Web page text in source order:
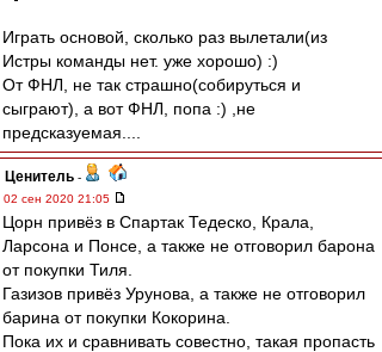
Играть основой, сколько раз вылетали(из
Истры команды нет. уже хорошо) :)
От ФНЛ, не так страшно(собируться и
сыграют), а вот ФНЛ, попа :) ,не
предсказуемая....
Ценитель -
02 сен 2020 21:05
Цорн привёз в Спартак Тедеско, Крала,
Ларсона и Понсе, а также не отговорил барона
от покупки Тиля.
Газизов привёз Урунова, а также не отговорил
барина от покупки Кокорина.
Пока их и сравнивать совестно, такая пропасть